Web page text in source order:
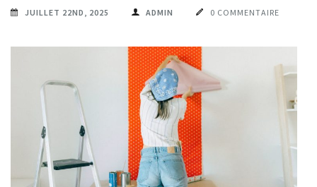
JUILLET 22ND, 2025 ADMIN 0 COMMENTAIRE